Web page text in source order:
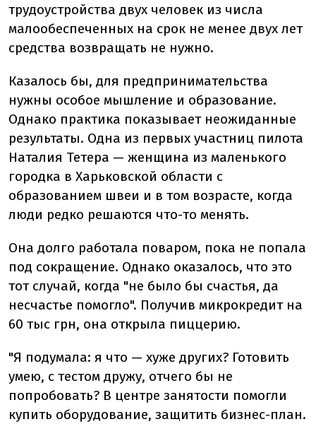
трудоустройства двух человек из числа
малообеспеченных на срок не менее двух лет
средства возвращать не нужно.
Казалось бы, для предпринимательства
нужны особое мышление и образование.
Однако практика показывает неожиданные
результаты. Одна из первых участниц пилота
Наталия Тетера — женщина из маленького
городка в Харьковской области с
образованием швеи и в том возрасте, когда
люди редко решаются что-то менять.
Она долго работала поваром, пока не попала
под сокращение. Однако оказалось, что это
тот случай, когда "не было бы счастья, да
несчастье помогло". Получив микрокредит на
60 тыс грн, она открыла пиццерию.
"Я подумала: я что — хуже других? Готовить
умею, с тестом дружу, отчего бы не
попробовать? В центре занятости помогли
купить оборудование, защитить бизнес-план.